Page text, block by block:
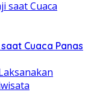
Cuaca Panas